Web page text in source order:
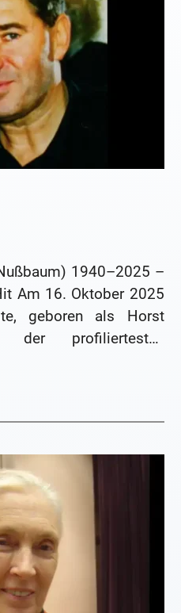
1940–2025 –
Am 16. Oktober 2025
geboren als Horst
der profiliertesten
Popproduzenten